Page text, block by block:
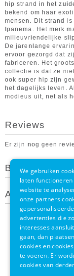
hip strand in het
bekend om haar
mensen. Dit strand
Ipanema. Het merk
milieuvriendelijke
De jarenlange
ervoor gezorgd dat
fabriceren. Het
collectie is dat ze
ook super hip zijn
het dagelijks leven.
modieus uit, net als
Reviews
Er zijn nog geen
Beoordeel dit
Andere
We gebruiken
laten
website te
onze partners
advertenties die
interesses
gaan, dan
cookies en
te voeren. Er
cookies van